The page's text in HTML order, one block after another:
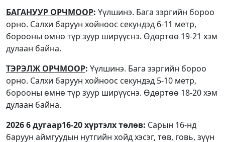
БАГАНУУР ОРЧМООР: Үүлшинэ. Бага зэргийн бороо
орно. Салхи баруун хойноос секундэд 6-11 метр,
борооны өмнө түр зуур ширүүснэ. Өдөртөө 19-21 хэм
дулаан байна.
ТЭРЭЛЖ ОРЧМООР: Үүлшинэ. Бага зэргийн бороо
орно. Салхи баруун хойноос секундэд 5-10 метр,
борооны өмнө түр зуур ширүүснэ. Өдөртөө 18-20 хэм
дулаан байна.
2026 6 дугаар16-20 хүртэлх төлөв: Сарын 16-нд
баруун аймгуудын нутгийн хойд хэсэг, төв, говь, зүүн